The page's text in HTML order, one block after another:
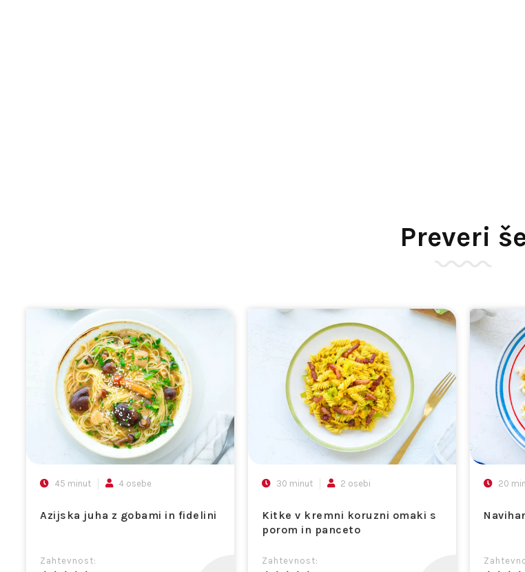
Preveri
Azijska juha z gobami in fidelini
Zahtevnost:
45 minut 4 osebe
Kitke v kremni koruzni omaki s
porom in panceto
Zahtevnost:
30 minut 2 osebi 20